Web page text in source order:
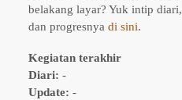
belakang layar? Yuk intip diari,
dan progresnyadi sini.
Kegiatan terakhir
Diari:-
Update:-